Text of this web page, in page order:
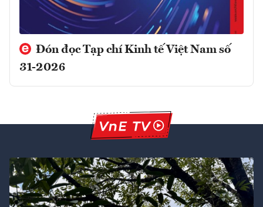
Đón đọc Tạp chí Kinh tế Việt Nam số
31-2026